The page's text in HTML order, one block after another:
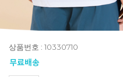
상품번호 : 10330710